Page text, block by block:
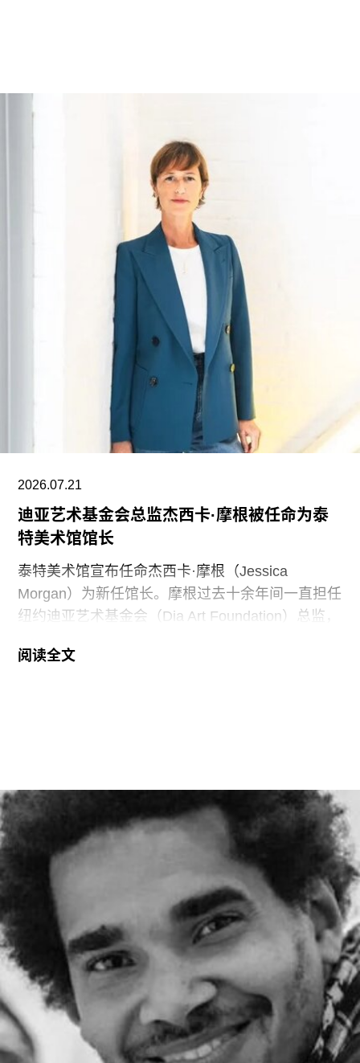
后一家非营利性艺术院校，但近年来持续受招生人
数下降和预算赤字影响导致裁员，最终于今年年初
被范德堡大学收购。根据收购协议，加州艺术学院
将于2026-27学年结束后停止办学。
这笔捐赠是黄仁勋夫妇迄今向教育机构提供的最大
单笔捐款，金额超过了此前向其母校俄勒冈州立大
学捐赠的5000万美元。加上去年2月向范德堡大学
捐赠的2250万美元，黄仁勋夫妇对该校的捐赠总额
已达到9750万美元。同时，他们还带动了其他慈善
捐赠者向范德堡大学旧金山校区扩建项目捐赠共计
黄仁勋在一份声明中表示，此次捐赠旨在培养新一
代创作者，进一步巩固旧金山作为创新与创意之都
的文化基础。“技术拓展了我们能够创造什么，而艺
术与设计决定了我们为何创造。二者共同塑造了文
成为全球市值最高的企业之一，也是全球人工智能
浪潮中的核心企业。此次向范德堡大学新校区捐赠
的同时，
2026.07.21
迪亚艺术基金会总监杰西卡·摩根被任命为泰
特美术馆馆长
泰特美术馆宣布任命杰西卡·摩根（Jessica
Morgan）为新任馆长。摩根过去十余年间一直担任
纽约迪亚艺术基金会（Dia Art Foundation）总监，
位，后者在担任馆长九年后于今年春季离任。摩根
多个职务，包括国际艺术策展人，因此一直被视为
这一职位的热门人选。不过薪酬问题曾是任命过程
中的重要障碍，因为摩根在迪亚艺术基金会的收入
明显高于巴尔肖。泰特美术馆主席罗兰·拉德
（Roland Rudd）向《卫报》透露，摩根在接受这
一职位时接受了“大幅降薪”。
摩根加入泰特美术馆之际，正值该机构处于动荡时
期。泰特美术馆目前正面临财务困境，最近的一份
报告显示其运营处于亏损状态。泰特美术馆曾试图
通过裁员来解决资金问题，导致员工士气急剧下降
并引发了罢工。此外，尽管翠西·艾敏和弗里达·卡
罗的展览广受好评，但去年泰特不列颠美术馆和泰
阅读全文